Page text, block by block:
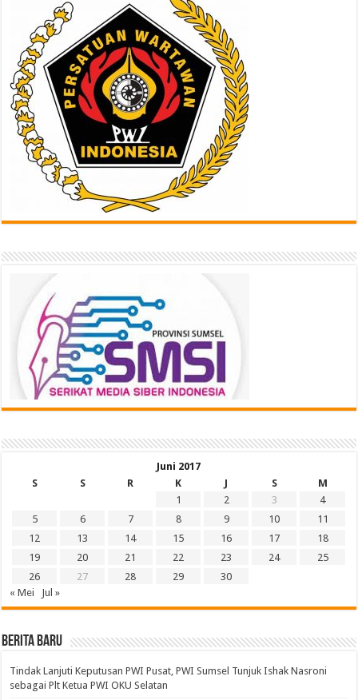
Juni 2017
S
S R K J S
M
1
2 3
4
5
6 7 8 9 10
11
12
13 14 15 16 17
18
19
20 21 22 23 24
25
26
27 28 29
30
« Mei
Jul »
BERITA BARU
Tindak Lanjuti Keputusan PWI Pusat, PWI Sumsel Tunjuk Ishak Nasroni
sebagai Plt Ketua PWI OKU Selatan